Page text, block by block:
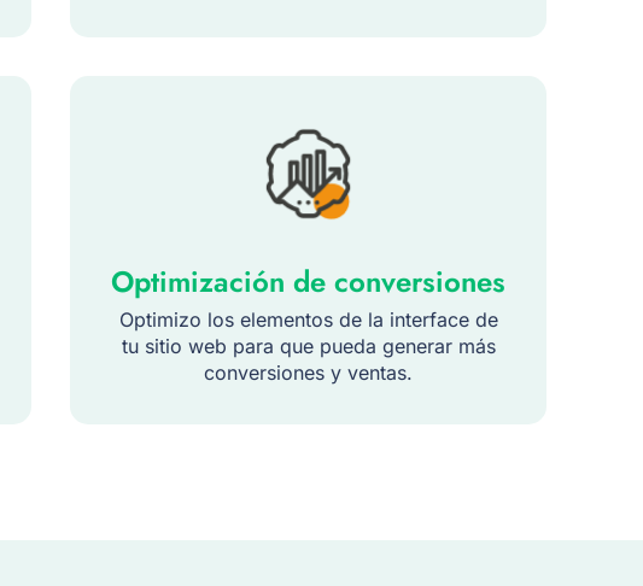
Optimización de conversiones
Optimizo los elementos de la interface de
tu sitio web para que pueda generar más
conversiones y ventas.